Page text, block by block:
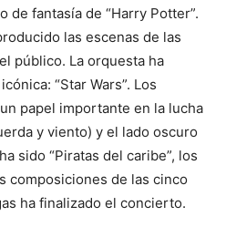
de fantasía de “Harry Potter”.
las escenas de las
público. La orquesta ha
“Star Wars”. Los
papel importante en la lucha
y viento) y el lado oscuro
sido “Piratas del caribe”, los
composiciones de las cinco
ha finalizado el concierto.